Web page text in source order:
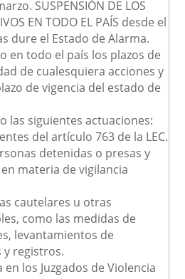
SUSPENSIÓN DE LOS
EN TODO EL PAÍS desde el
dure el Estado de Alarma.
en todo el país los plazos de
de cualesquiera acciones y
de vigencia del estado de
las siguientes actuaciones:
del artículo 763 de la LEC.
detenidas o presas y
materia de vigilancia
cautelares u otras
como las medidas de
levantamientos de
y registros.
los Juzgados de Violencia